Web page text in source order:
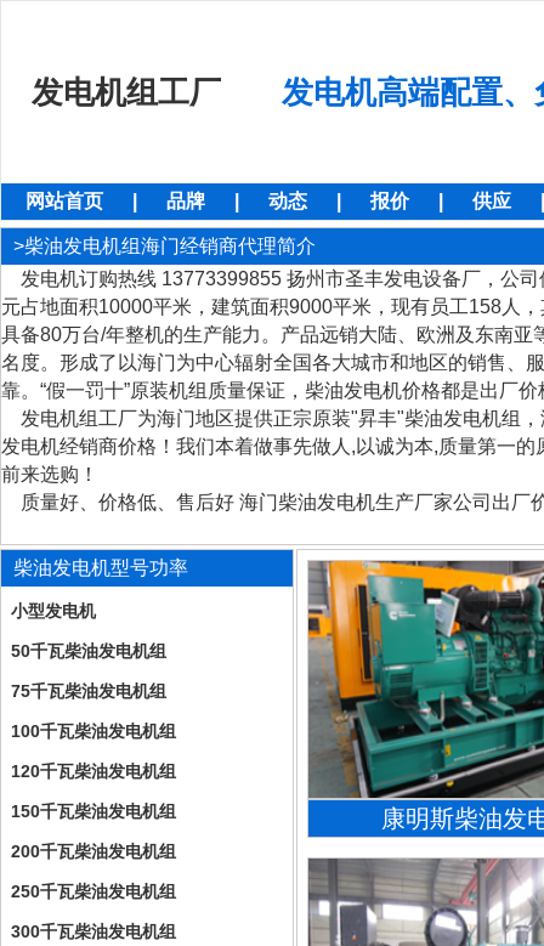
发电机组工厂 发电机高端配置
网站首页 品牌 动态 报价 供应
>柴油发电机组海门经销商代理简介
发电机订购热线 13773399855 扬州市圣丰发电设备厂，公
元占地面积10000平米，建筑面积9000平米，现有员工158人
具备80万台/年整机的生产能力。产品远销大陆、欧洲及东南
名度。形成了以海门为中心辐射全国各大城市和地区的销售、
靠。“假一罚十”原装机组质量保证，柴油发电机价格都是出厂
发电机组工厂为海门地区提供正宗原装"昇丰"柴油发电机组
发电机经销商价格！我们本着做事先做人,以诚为本,质量第一
前来选购！
质量好、价格低、售后好 海门柴油发电机生产厂家公司出厂
柴油发电机型号功率
小型发电机
50千瓦柴油发电机组
75千瓦柴油发电机组
100千瓦柴油发电机组
120千瓦柴油发电机组
150千瓦柴油发电机组
200千瓦柴油发电机组
250千瓦柴油发电机组
300千瓦柴油发电机组
康明斯柴油发